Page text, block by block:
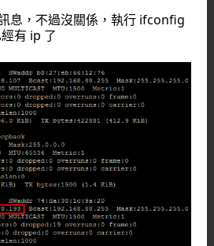
息，不過沒關係，執行 ifconfig
有 ip 了